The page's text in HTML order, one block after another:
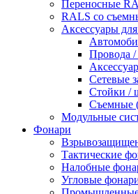
Переносные
RALS со
Аксессуары
Провода /
Сетевые
Стойки /
Съемные
Модульные
Фонари
Тактические
Налобные
Угловые